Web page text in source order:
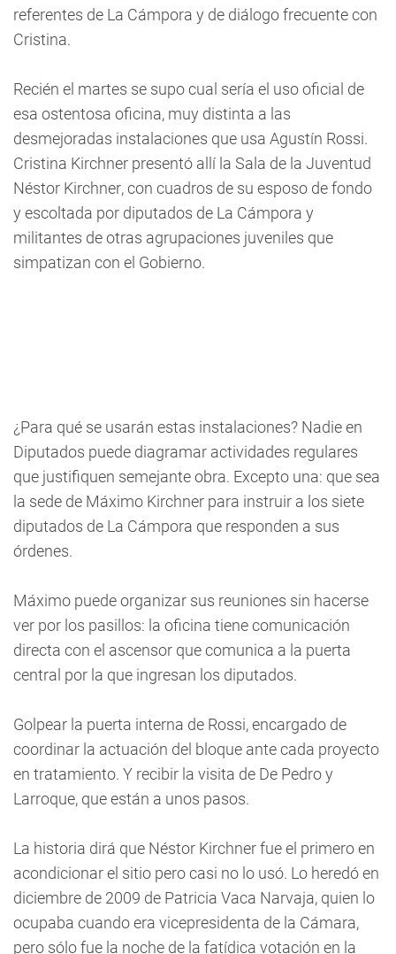
referentes de La Cámpora y de diálogo frecuente con
Cristina.
Recién el martes se supo cual sería el uso oficial de
esa ostentosa oficina, muy distinta a las
desmejoradas instalaciones que usa Agustín Rossi.
Cristina Kirchner presentó allí la Sala de la Juventud
Néstor Kirchner, con cuadros de su esposo de fondo
y escoltada por diputados de La Cámpora y
militantes de otras agrupaciones juveniles que
simpatizan con el Gobierno.
¿Para qué se usarán estas instalaciones? Nadie en
Diputados puede diagramar actividades regulares
que justifiquen semejante obra. Excepto una: que sea
la sede de Máximo Kirchner para instruir a los siete
diputados de La Cámpora que responden a sus
órdenes.
Máximo puede organizar sus reuniones sin hacerse
ver por los pasillos: la oficina tiene comunicación
directa con el ascensor que comunica a la puerta
central por la que ingresan los diputados.
Golpear la puerta interna de Rossi, encargado de
coordinar la actuación del bloque ante cada proyecto
en tratamiento. Y recibir la visita de De Pedro y
Larroque, que están a unos pasos.
La historia dirá que Néstor Kirchner fue el primero en
acondicionar el sitio pero casi no lo usó. Lo heredó en
diciembre de 2009 de Patricia Vaca Narvaja, quien lo
ocupaba cuando era vicepresidenta de la Cámara,
pero sólo fue la noche de la fatídica votación en la